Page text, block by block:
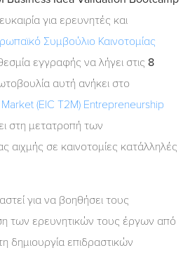
για ερευνητές και
Συμβούλιο Καινοτομίας
εγγραφής να λήγει στις 8
αυτή ανήκει στο
(EIC T2M) Entrepreneurship
στη μετατροπή των
αιχμής σε καινοτομίες κατάλληλές
για να βοηθήσει τους
των ερευνητικών τους έργων από
δημιουργία επιδραστικών